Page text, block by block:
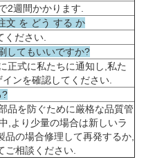
2週間かかります.
文 を どう する か
ください.
してもいいですか?
正式に私たちに通知し,私た
ンを確認してください.
?
品を防ぐために厳格な品質管
,より少量の場合は新しいラ
の場合修理して再発するか,
ご相談ください.